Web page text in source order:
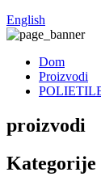
English
Dom
Proizvodi
proizvodi
Kategorije